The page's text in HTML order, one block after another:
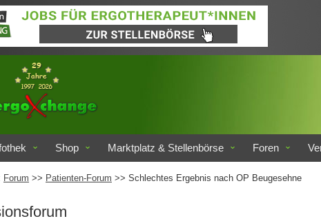
Shop Marktplatz & Stellenbörse Foren
Forum >> Patienten-Forum >> Schlechtes Ergebnis nach OP Beugesehne